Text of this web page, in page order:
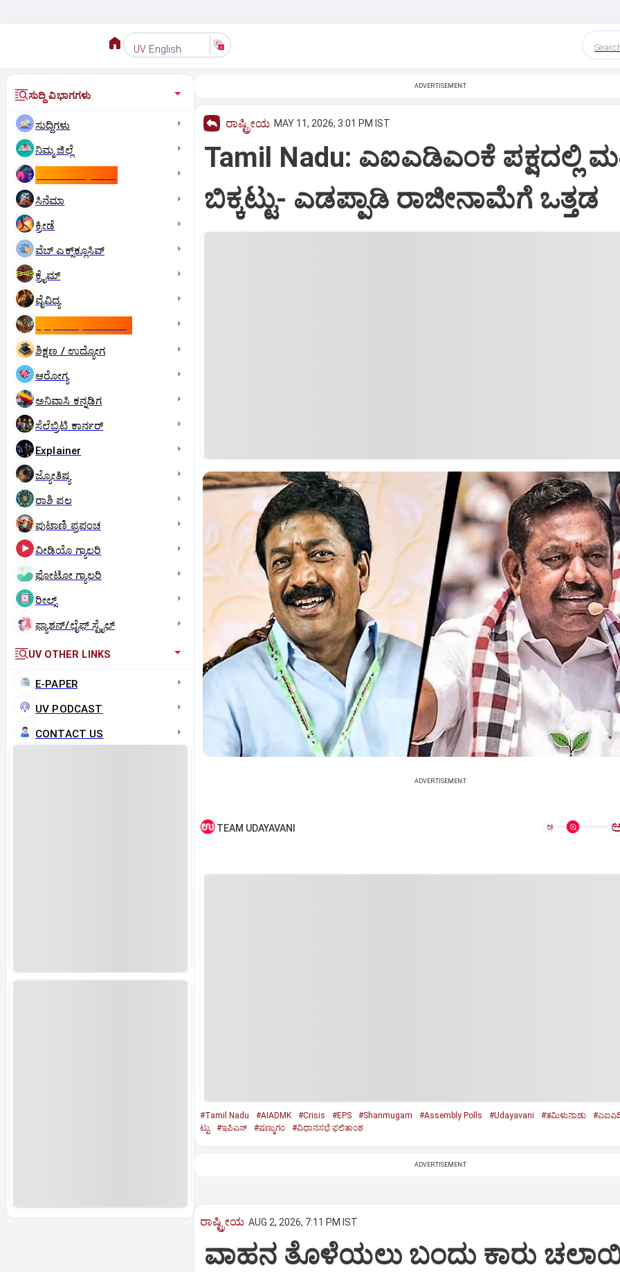
UV English
ಸುದ್ದಿ ವಿಭಾಗಗಳು
ಸುದ್ದಿಗಳು
ನಿಮ್ಮ ಜಿಲ್ಲೆ
ಸಿನೆಮಾ
ಕ್ರೀಡೆ
ವೆಬ್ ಎಕ್ಸ್‌ಕ್ಲೂಸಿವ್
ಕ್ರೈಮ್
ವೈವಿಧ್ಯ
ಶಿಕ್ಷಣ / ಉದ್ಯೋಗ
ಆರೋಗ್ಯ
ಅನಿವಾಸಿ ಕನ್ನಡಿಗ
ಸೆಲೆಬ್ರಿಟಿ ಕಾರ್ನರ್‌
Explainer
ಜ್ಯೋತಿಷ್ಯ
ರಾಶಿ ಫಲ
ಪುಟಾಣಿ ಪ್ರಪಂಚ
ವೀಡಿಯೊ ಗ್ಯಾಲರಿ
ಫೋಟೋ ಗ್ಯಾಲರಿ
ರೀಲ್ಸ್
ಫ್ಯಾಶನ್/ಲೈಫ್‌ ಸ್ಟೈಲ್
UV OTHER LINKS
E-PAPER
UV PODCAST
CONTACT US
ADVERTISEMENT
ರಾಷ್ಟ್ರೀಯ MAY 11, 2026, 3:01 PM IST
Tamil Nadu: ಎಐಎಡಿಎಂಕೆ ಪಕ್ಷದಲ್ಲಿ
ಬಿಕ್ಕಟ್ಟು- ಎಡಪ್ಪಾಡಿ ರಾಜೀನಾಮೆಗೆ ಒತ್ತಡ
ADVERTISEMENT
TEAM UDAYAVANI ಅ
#Tamil Nadu #AIADMK #Crisis #EPS #Shanmugam #Assembly Polls #Udayavani #ತಮಿಳುನಾಡು
ಟ್ಟು
#ಇಪಿಎಸ್‌ #ಷಣ್ಮುಗಂ #ವಿಧಾನಸಭೆ ಫಲಿತಾಂಶ
ADVERTISEMENT
ರಾಷ್ಟ್ರೀಯ AUG 2, 2026, 7:11 PM IST
ವಾಹನ ತೊಳೆಯಲು ಬಂದು ಕಾರು